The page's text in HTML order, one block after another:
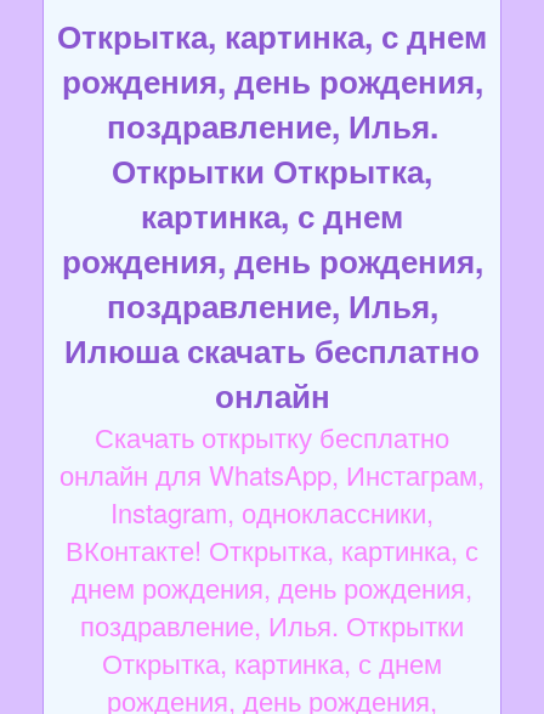
Открытка, картинка, с днем
рождения, день рождения,
поздравление, Илья.
Открытки Открытка,
картинка, с днем
рождения, день рождения,
поздравление, Илья,
Илюша скачать бесплатно
онлайн
Скачать открытку бесплатно
онлайн для WhatsApp, Инстаграм,
Instagram, одноклассники,
ВКонтакте! Открытка, картинка, с
днем рождения, день рождения,
поздравление, Илья. Открытки
Открытка, картинка, с днем
рождения, день рождения,